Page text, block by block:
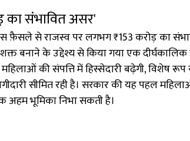
का संभावित असर'
फ़ैसले से राजस्व पर लगभग ₹153 करोड़ का
बनाने के उद्देश्य से किया गया एक दीर्घकालिक
की संपत्ति में हिस्सेदारी बढ़ेगी, विशेष रूप
सीमित रही है। सरकार की यह पहल
अहम भूमिका निभा सकती है।